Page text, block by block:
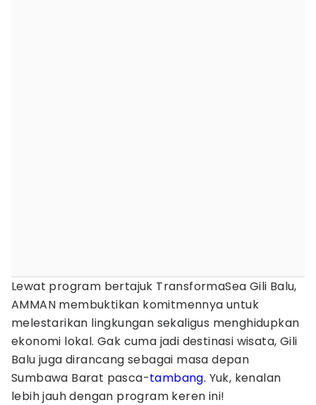
Lewat program bertajuk TransformaSea Gili Balu,
AMMAN membuktikan komitmennya untuk
melestarikan lingkungan sekaligus menghidupkan
ekonomi lokal. Gak cuma jadi destinasi wisata, Gili
Balu juga dirancang sebagai masa depan
Sumbawa Barat pasca-tambang. Yuk, kenalan
lebih jauh dengan program keren ini!